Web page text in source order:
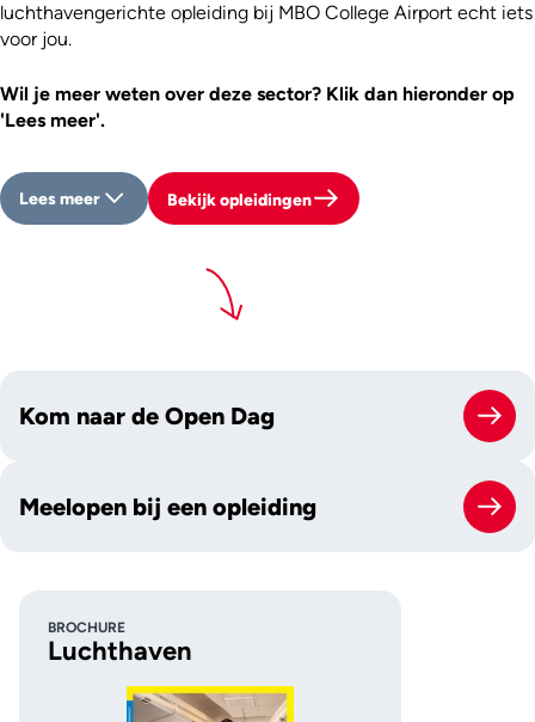
luchthavengerichte opleiding bij MBO College Airport echt iets
voor jou.
Wil je meer weten over deze sector? Klik dan hieronder op
'Lees meer'.
Bekijk opleidingen
Lees meer
Kom naar de Open Dag
Meelopen bij een opleiding
BROCHURE
Luchthaven